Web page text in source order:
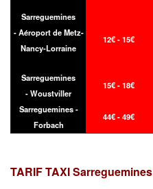
Sarreguemines
- Aéroport de Metz-
Nancy-Lorraine
12€ - 15€
Sarreguemines
- Woustviller
15€ - 18€
Sarreguemines -
Forbach
44€ - 49€
TARIF TAXISarreguemines